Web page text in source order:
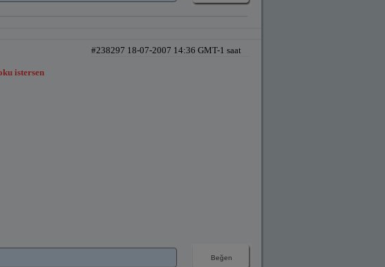
#238297 18-07-2007 14:36 GMT-1 saat
istersen